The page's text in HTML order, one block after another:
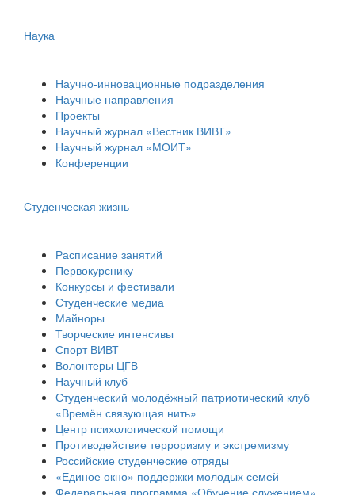
Наука
Научно-инновационные подразделения
Научные направления
Проекты
Научный журнал «Вестник ВИВТ»
Научный журнал «МОИТ»
Конференции
Студенческая жизнь
Расписание занятий
Первокурснику
Конкурсы и фестивали
Студенческие медиа
Майноры
Творческие интенсивы
Спорт ВИВТ
Волонтеры ЦГВ
Научный клуб
Студенческий молодёжный патриотический клуб
«Времён связующая нить»
Центр психологической помощи
Противодействие терроризму и экстремизму
Российские cтуденческие отряды
«Единое окно» поддержки молодых семей
Федеральная программа «Обучение служением»